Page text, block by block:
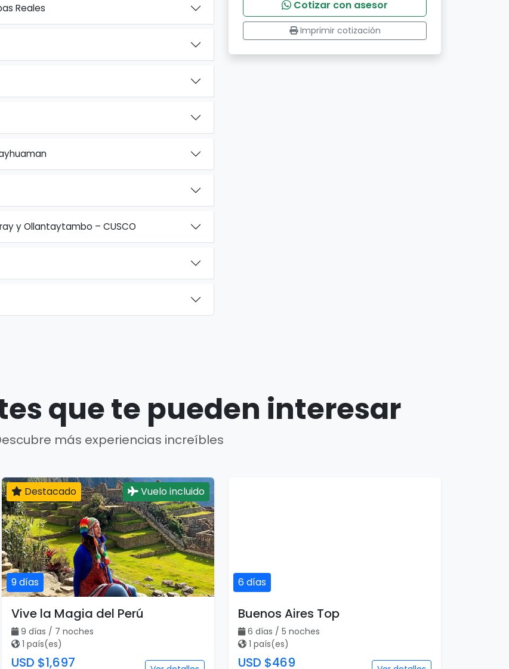
Reales
y Ollantaytambo – CUSCO
Cotizar con asesor
Imprimir cotización
que te pueden interesar
más experiencias increíbles
9 días
Destacado Vuelo incluido
Vive la Magia del Perú
9 días / 7 noches
1 país(es)
USD $1,697
6 días
Buenos Aires Top
6 días / 5 noches
1 país(es)
USD $469